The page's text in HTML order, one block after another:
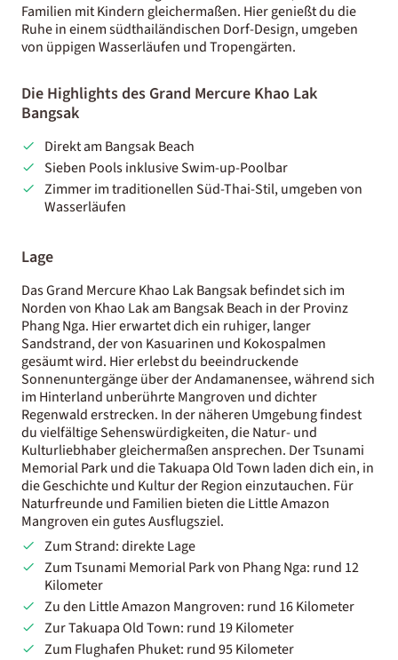
Familien mit Kindern gleichermaßen. Hier genießt du die
Ruhe in einem südthailändischen Dorf-Design, umgeben
von üppigen Wasserläufen und Tropengärten.
Die Highlights des Grand Mercure Khao Lak
Bangsak
Direkt am Bangsak Beach
Sieben Pools inklusive Swim-up-Poolbar
Zimmer im traditionellen Süd-Thai-Stil, umgeben von
Wasserläufen
Lage
Das Grand Mercure Khao Lak Bangsak befindet sich im
Norden von Khao Lak am Bangsak Beach in der Provinz
Phang Nga. Hier erwartet dich ein ruhiger, langer
Sandstrand, der von Kasuarinen und Kokospalmen
gesäumt wird. Hier erlebst du beeindruckende
Sonnenuntergänge über der Andamanensee, während sich
im Hinterland unberührte Mangroven und dichter
Regenwald erstrecken. In der näheren Umgebung findest
du vielfältige Sehenswürdigkeiten, die Natur- und
Kulturliebhaber gleichermaßen ansprechen. Der Tsunami
Memorial Park und die Takuapa Old Town laden dich ein, in
die Geschichte und Kultur der Region einzutauchen. Für
Naturfreunde und Familien bieten die Little Amazon
Mangroven ein gutes Ausflugsziel.
Zum Strand: direkte Lage
Zum Tsunami Memorial Park von Phang Nga: rund 12
Kilometer
Zu den Little Amazon Mangroven: rund 16 Kilometer
Zur Takuapa Old Town: rund 19 Kilometer
Zum Flughafen Phuket: rund 95 Kilometer